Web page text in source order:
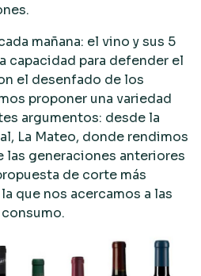
mañana: el vino y sus 5
capacidad para defender el
el desenfado de los
proponer una variedad
argumentos: desde la
La Mateo, donde rendimos
las generaciones anteriores
de corte más
que nos acercamos a las